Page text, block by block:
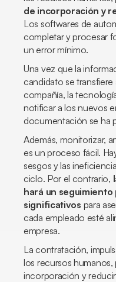
de incorporación y
Los softwares de
completar y procesar
un error mínimo.
Una vez que la
candidato se transfiere
compañía, la
notificar a los nuevos
documentación se ha
Además, monitorizar,
es un proceso fácil.
sesgos y las
ciclo. Por el contrario,
hará un seguimiento
significativos para
cada empleado esté
empresa.
La contratación,
los recursos
incorporación y